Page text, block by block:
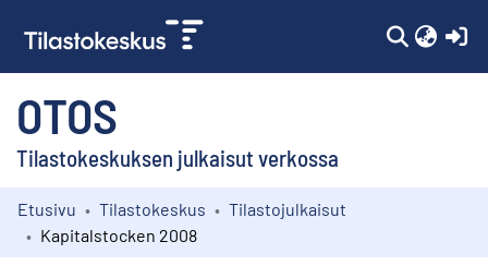
OTOS
Tilastokeskuksen julkaisut verkossa
Kokoelmat
Etusivu Tilastokeskus
Tilastojulkaisut
Kapitalstocken 2008